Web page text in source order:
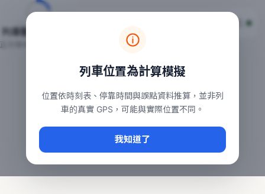
台鐵列車即時位置地圖
本頁顯示目前全台鐵運行中的列車位置，涵蓋自強、普悠瑪、
常用查詢：
、台中車站即時動態
台鐵即時動態
列車位置為計算模擬
位置依時刻表、停靠時間與誤點資料推算，並非列
車的真實 GPS，可能與實際位置不同。
我知道了
列車動態載入中…